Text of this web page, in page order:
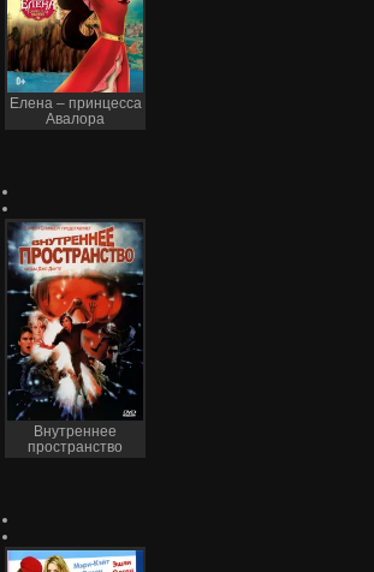
Елена – принцесса
Авалора
Внутреннее
пространство